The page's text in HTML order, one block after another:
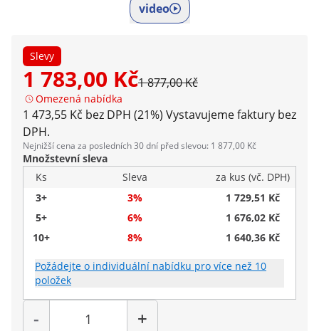
video
Slevy
1 783,00 Kč1 877,00 Kč
Omezená nabídka
1 473,55 Kč bez DPH (21%) Vystavujeme faktury bez
DPH.
Nejnižší cena za posledních 30 dní před slevou: 1 877,00 Kč
Množstevní sleva
Ks
Sleva
za kus (vč. DPH)
3+
3%
1 729,51 Kč
5+
6%
1 676,02 Kč
10+
8% 1 640,36 Kč
Požádejte o individuální nabídku pro více než 10
položek
-
Počet
+